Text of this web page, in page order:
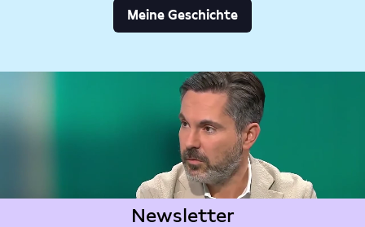
Meine Geschichte
Newsletter